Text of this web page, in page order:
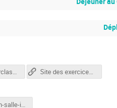
LHCb Masterclass exercise presentation-2.pdf Site des exercices LHCb masterclasses
installation-salle-info.pptx